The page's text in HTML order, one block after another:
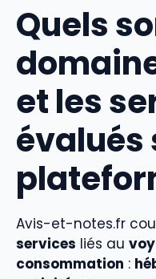
Quels
et les
évalués
Avis-et-notes.fr
services liés au
consommation :